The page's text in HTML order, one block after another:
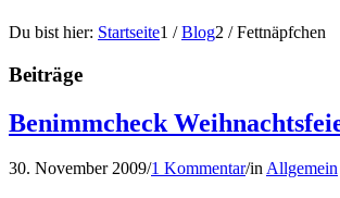
Du bist hier: Startseite1 / Blog2 / Fettnäpfchen
Beiträge
Benimmcheck
30. November 2009/1 Kommentar/inAllgemein